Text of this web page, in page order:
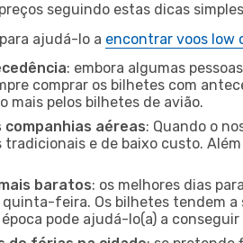
seguindo estas dicas
ajudá-lo a encontrar voos low
: embora algumas
comprar os bilhetes com
mais pelos bilhetes de avião.
aéreas: Quando o
tradicionais e de baixo custo.
baratos: os melhores dias
feira. Os bilhetes tendem a
pode ajudá-lo(a) a